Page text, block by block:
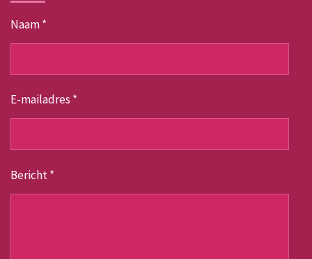
Naam *
E-mailadres *
Bericht *